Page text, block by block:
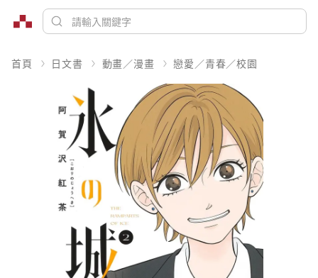
首頁 日文書 動畫／漫畫 戀愛／青春／校園